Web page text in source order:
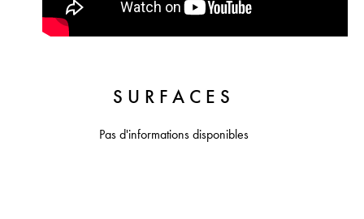
SURFACES
Pas d'informations disponibles